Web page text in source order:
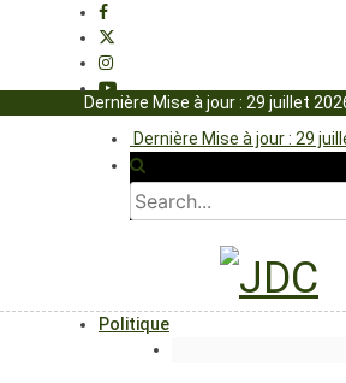
Dernière Mise à jour : 29
Dernière Mise à jour : 29 juillet
Politique